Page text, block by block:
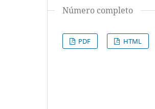
Número completo
PDF HTML